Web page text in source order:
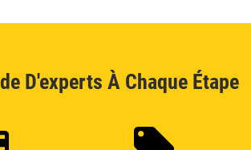
D'experts À Chaque Étape